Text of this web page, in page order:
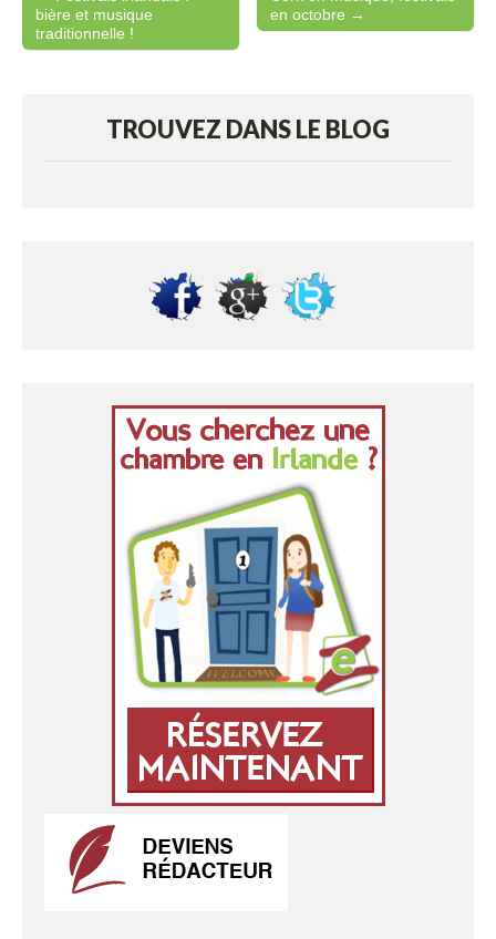
Post navigation
bière et musique
traditionnelle !
en octobre →
TROUVEZ DANS LE BLOG